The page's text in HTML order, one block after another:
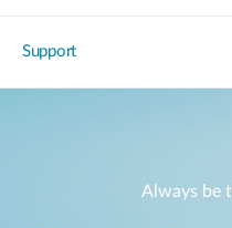
Support
Always be